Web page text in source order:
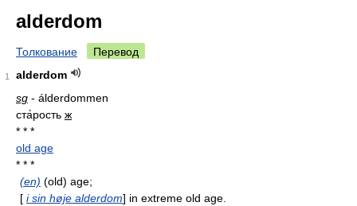
alderdom
Толкование Перевод
1
alderdom
sg - álderdommen
ста́рость ж
* * *
old age
* * *
(en) (old) age;
[ i sin høje alderdom] in extreme old age.